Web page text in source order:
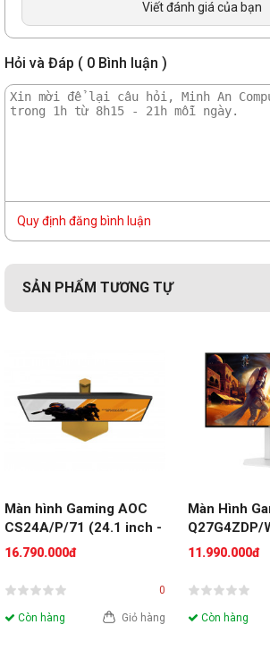
Viết đánh giá của bạn
Hỏi và Đáp ( 0 Bình luận )
Quy định đăng bình luận
SẢN PHẨM TƯƠNG TỰ
Màn hình Gaming AOC
CS24A/P/71 (24.1 inch -
FHD - TN - 610Hz -
16.790.000đ
0
Còn hàng Giỏ hàng
Màn Hình
Q27G4ZDP/
inch -
11.990.000đ
Còn hàng